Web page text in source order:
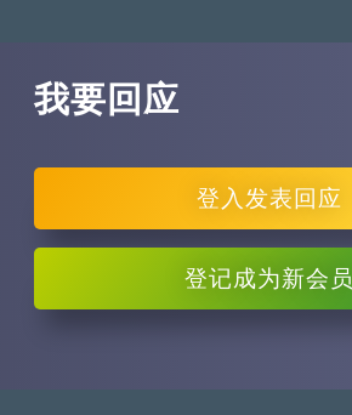
我要回应
登入 发表回应
登记成为新会员